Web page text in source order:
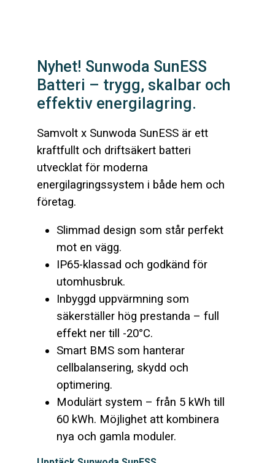
Nyhet! Sunwoda SunESS
Batteri – trygg, skalbar och
effektiv energilagring.
Samvolt x Sunwoda SunESS är ett
kraftfullt och driftsäkert batteri
utvecklat för moderna
energilagringssystem i både hem och
företag.
Slimmad design som står perfekt
mot en vägg.
IP65-klassad och godkänd för
utomhusbruk.
Inbyggd uppvärmning som
säkerställer hög prestanda – full
effekt ner till -20°C.
Smart BMS som hanterar
cellbalansering, skydd och
optimering.
Modulärt system – från 5 kWh till
60 kWh. Möjlighet att kombinera
nya och gamla moduler.